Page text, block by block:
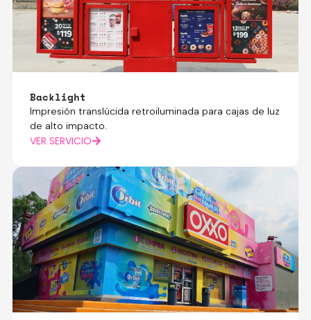
Backlight
Impresión translúcida retroiluminada para cajas de luz
de alto impacto.
VER SERVICIO